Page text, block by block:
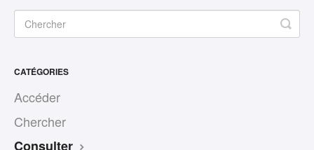
CATÉGORIES
Accéder
Chercher
Consulter